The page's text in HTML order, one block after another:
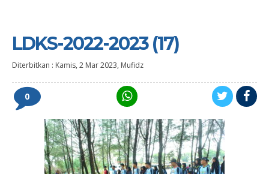
LDKS-2022-2023 (17)
Diterbitkan : Kamis, 2 Mar 2023, Mufidz
0